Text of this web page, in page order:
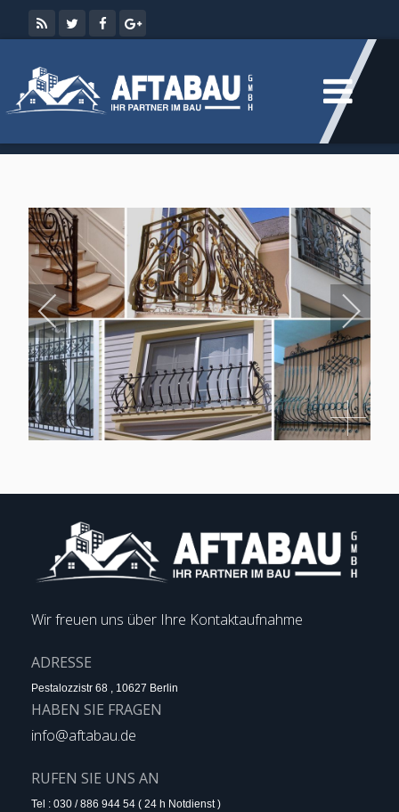
Wir freuen uns über Ihre Kontaktaufnahme
ADRESSE
Pestalozzistr 68 , 10627 Berlin
HABEN SIE FRAGEN
info@aftabau.de
RUFEN SIE UNS AN
Tel : 030 / 886 944 54 ( 24 h Notdienst )